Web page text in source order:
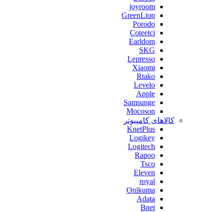
joyroom
GreenLion
Porodo
Coteetci
Earldom
SKG
Lepresso
Xiaomi
Rtako
Levelo
Apple
Samsunge
Mocoson
کالاهای کامپیوتر
KnetPlus
Logikey
Logitech
Rapoo
Tsco
Eleven
royal
Onikuma
Adata
Bnet